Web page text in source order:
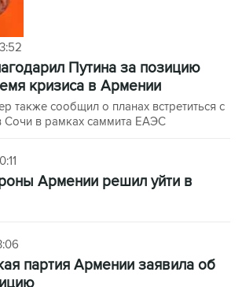
Путина за позицию
кризиса в Армении
также сообщил о планах встретиться с
Сочи в рамках саммита ЕАЭС
Армении решил уйти в
партия Армении заявила об